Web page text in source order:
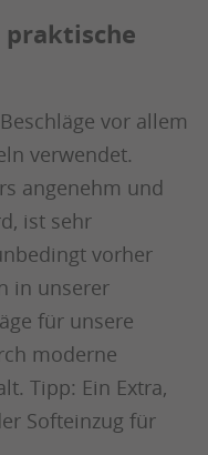
praktische
vor allem
verwendet.
angenehm und
ist sehr
vorher
in unserer
für unsere
moderne
Tipp: Ein Extra,
Softeinzug für